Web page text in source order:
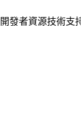
開發者資源技術支